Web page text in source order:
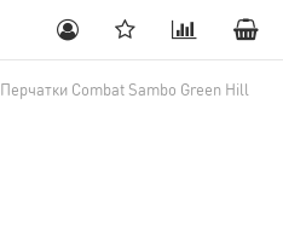
Перчатки Combat Sambo Green Hill